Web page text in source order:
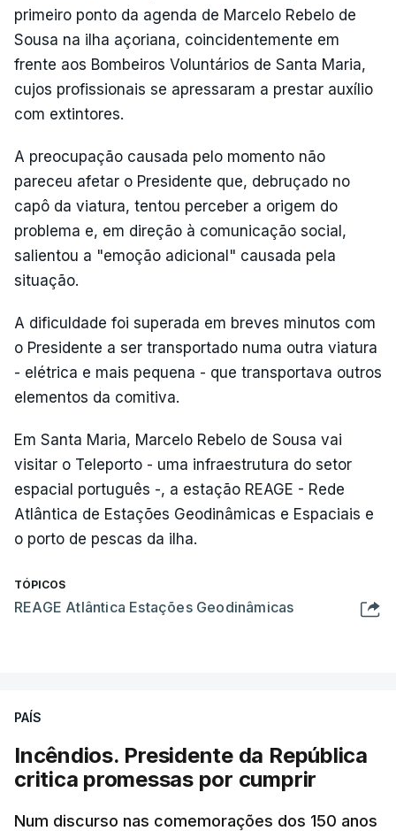
primeiro ponto da agenda de Marcelo Rebelo de
Sousa na ilha açoriana, coincidentemente em
frente aos Bombeiros Voluntários de Santa Maria,
cujos profissionais se apressaram a prestar auxílio
com extintores.
A preocupação causada pelo momento não
pareceu afetar o Presidente que, debruçado no
capô da viatura, tentou perceber a origem do
problema e, em direção à comunicação social,
salientou a "emoção adicional" causada pela
situação.
A dificuldade foi superada em breves minutos com
o Presidente a ser transportado numa outra viatura
- elétrica e mais pequena - que transportava outros
elementos da comitiva.
Em Santa Maria, Marcelo Rebelo de Sousa vai
visitar o Teleporto - uma infraestrutura do setor
espacial português -, a estação REAGE - Rede
Atlântica de Estações Geodinâmicas e Espaciais e
o porto de pescas da ilha.
TÓPICOS
REAGE Atlântica Estações Geodinâmicas
PAÍS
Incêndios. Presidente da República
critica promessas por cumprir
Num discurso nas comemorações dos 150 anos